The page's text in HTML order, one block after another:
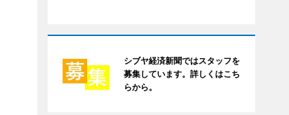
シブヤ経済新聞ではスタッフを
募集しています。詳しくはこち
らから。